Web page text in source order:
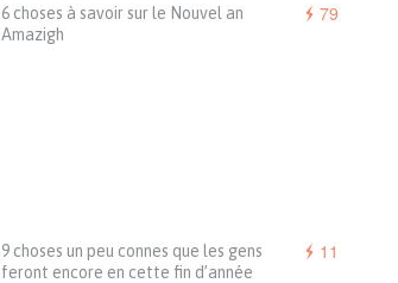
79
6 choses à savoir sur le Nouvel an
Amazigh
11
9 choses un peu connes que les gens
feront encore en cette fin d’année